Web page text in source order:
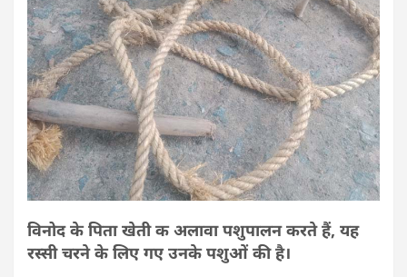
विनोद के पिता खेती क अलावा पशुपालन करते हैं, यह
रस्सी चरने के लिए गए उनके पशुओं की है।